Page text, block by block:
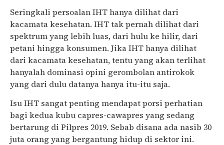
Seringkali persoalan IHT hanya dilihat dari
kacamata kesehatan. IHT tak pernah dilihat dari
spektrum yang lebih luas, dari hulu ke hilir, dari
petani hingga konsumen. Jika IHT hanya dilihat
dari kacamata kesehatan, tentu yang akan terlihat
hanyalah dominasi opini gerombolan antirokok
yang dari dulu datanya hanya itu-itu saja.
Isu IHT sangat penting mendapat porsi perhatian
bagi kedua kubu capres-cawapres yang sedang
bertarung di Pilpres 2019. Sebab disana ada nasib 30
juta orang yang bergantung hidup di sektor ini.